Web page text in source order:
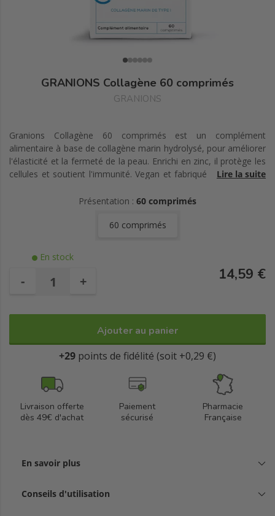
GRANIONS Collagène 60 comprimés
GRANIONS
Granions Collagène 60 comprimés est un complément
alimentaire à base de collagène marin hydrolysé, pour améliorer
l'élasticité et la fermeté de la peau. Enrichi en zinc, il protège les
cellules et soutient l'immunité. Vegan et fabriqué en France, ce
Lire la suite
Présentation : 60 comprimés
60 comprimés
En stock
- + 14,59 €
Ajouter au panier
+29 points de fidélité (soit +0,29 €)
Livraison offerte
dès 49€ d'achat
Paiement
sécurisé
Pharmacie
Française
En savoir plus
Conseils d'utilisation